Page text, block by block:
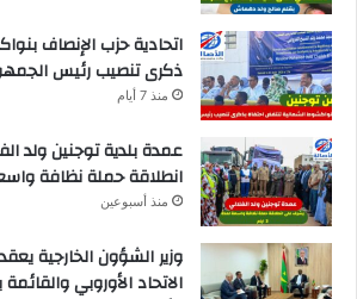
اتحادية حزب الإنصاف
ذكرى تنصيب رئيس
منذ 7 أيام
عمدة بلدية توجنين ولد
انطلاقة حملة نظافة واسعة
منذ أسبوعين
وزير الشؤون الخارجية
الاتحاد الأوروبي